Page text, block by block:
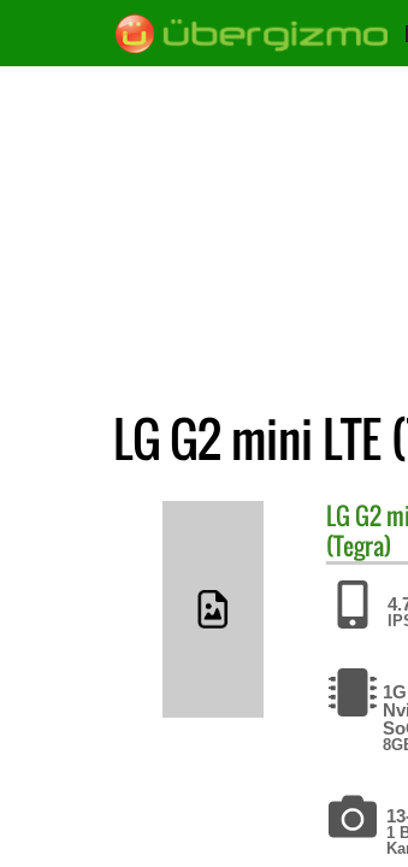
LG G2 mini
LG G2
(Tegra)
1